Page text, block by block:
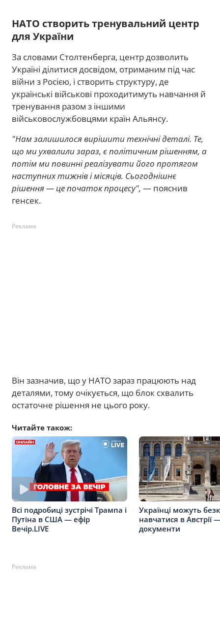
НАТО створить тренувальний центр
для України
За словами Столтенберга, центр дозволить
Україні ділитися досвідом, отриманим під час
війни з Росією, і створить структуру, де
українські військові проходитимуть навчання й
тренування разом з іншими
військовослужбовцями країн Альянсу.
"Нам залишилося вирішити технічні деталі. Те,
що ми ухвалили зараз, є політичним рішенням, а
потім ми повинні реалізувати його протягом
наступних тижнів і місяців. Сьогоднішнє
рішення — це початок процесу", — пояснив
генсек.
Реклама
Він зазначив, що у НАТО зараз працюють над
деталями, тому очікується, що блок схвалить
остаточне рішення не цього року.
Читайте також:
Всі подробиці зустрічі Трампа і
Путіна в США — ефір
Вечір.LIVE
Українці можуть
навчатися в Австрії
документи
Реклама